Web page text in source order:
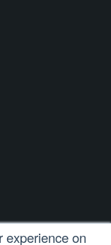
experience on